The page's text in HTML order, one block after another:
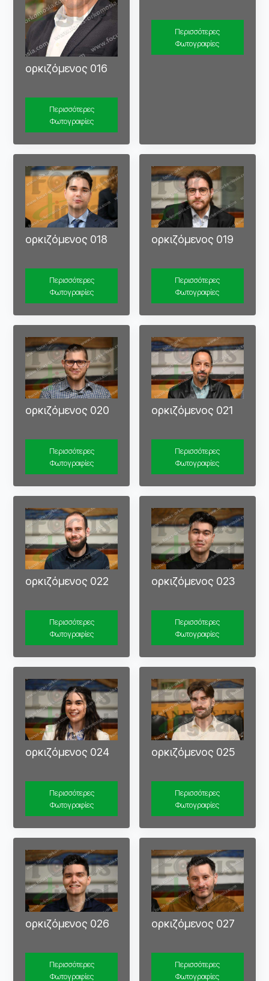
ορκιζόμενος 016
Περισσότερες
Φωτογραφίες
Περισσότερες
Φωτογραφίες
ορκιζόμενος 018
Περισσότερες
Φωτογραφίες
ορκιζόμενος 019
Περισσότερες
Φωτογραφίες
ορκιζόμενος 020
Περισσότερες
Φωτογραφίες
ορκιζόμενος 021
Περισσότερες
Φωτογραφίες
ορκιζόμενος 022
Περισσότερες
Φωτογραφίες
ορκιζόμενος 023
Περισσότερες
Φωτογραφίες
ορκιζόμενος 024
Περισσότερες
Φωτογραφίες
ορκιζόμενος 025
Περισσότερες
Φωτογραφίες
ορκιζόμενος 026
Περισσότερες
Φωτογραφίες
ορκιζόμενος 027
Περισσότερες
Φωτογραφίες